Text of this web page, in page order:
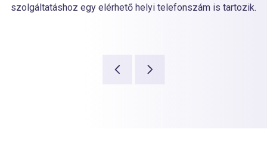
szolgáltatáshoz egy elérhető helyi telefonszám is tartozik.